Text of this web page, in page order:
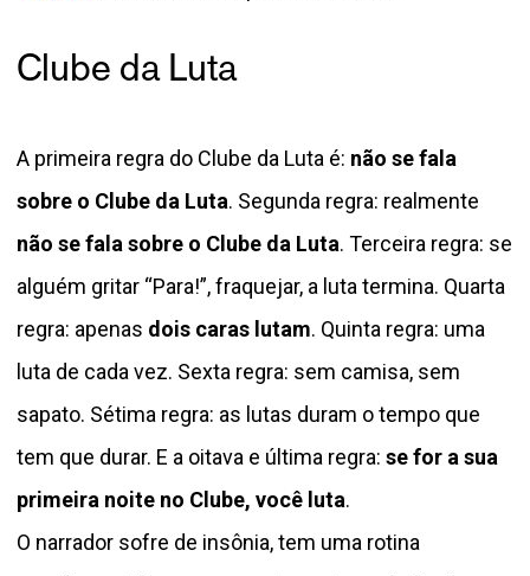
Clube da Luta
A primeira regra do Clube da Luta é: não se fala
sobre o Clube da Luta. Segunda regra: realmente
não se fala sobre o Clube da Luta. Terceira regra: se
alguém gritar “Para!”, fraquejar, a luta termina. Quarta
regra: apenas dois caras lutam. Quinta regra: uma
luta de cada vez. Sexta regra: sem camisa, sem
sapato. Sétima regra: as lutas duram o tempo que
tem que durar. E a oitava e última regra: se for a sua
primeira noite no Clube, você luta.
O narrador sofre de insônia, tem uma rotina